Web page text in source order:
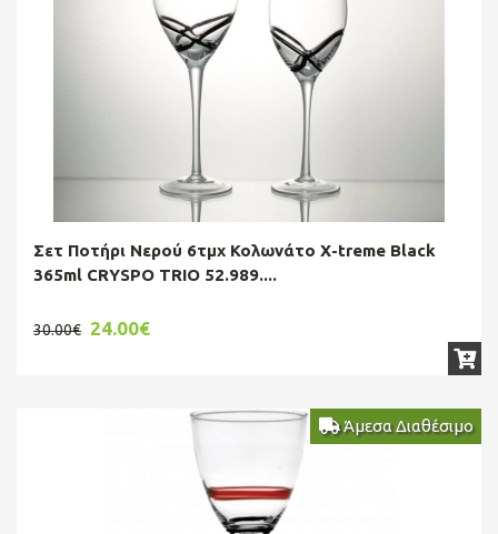
Σετ Ποτήρι Νερού 6τμχ Κολωνάτο X-treme Black
365ml CRYSPO TRIO 52.989....
30.00€ 24.00€
Άμεσα Διαθέσιμο